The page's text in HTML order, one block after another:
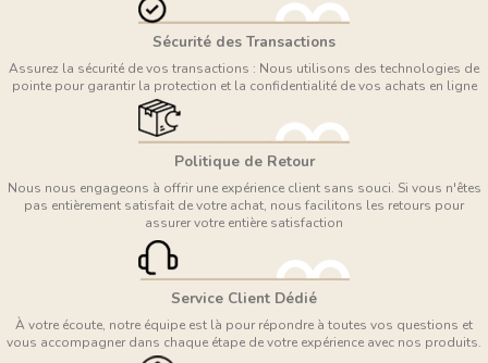
Sécurité des Transactions
Assurez la sécurité de vos transactions : Nous utilisons des technologies de
pointe pour garantir la protection et la confidentialité de vos achats en ligne
Politique de Retour
Nous nous engageons à offrir une expérience client sans souci. Si vous n'êtes
pas entièrement satisfait de votre achat, nous facilitons les retours pour
assurer votre entière satisfaction
Service Client Dédié
À votre écoute, notre équipe est là pour répondre à toutes vos questions et
vous accompagner dans chaque étape de votre expérience avec nos produits.